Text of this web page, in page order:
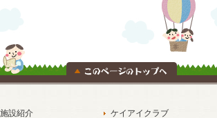
施設紹介 ケイアイクラブ